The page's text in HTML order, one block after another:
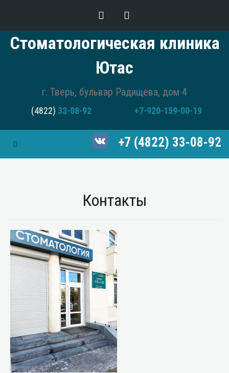
Стоматологическая клиника
Ютас
г. Тверь, бульвар Радищева, дом 4
(4822) 33-08-92 +7-920-159-00-19
Toggle Navigation +7 (4822) 33-08-92
Контакты